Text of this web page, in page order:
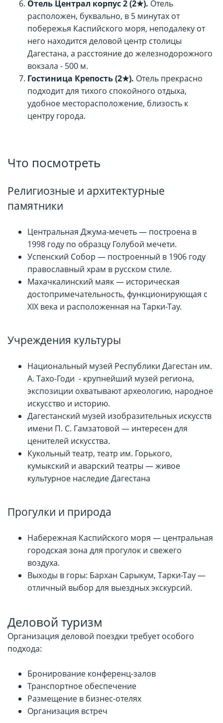
Отель Централ корпус 2 (2★). Отель
расположен, буквально, в 5 минутах от
побережья Каспийского моря, неподалеку от
него находится деловой центр столицы
Дагестана, а расстояние до железнодорожного
вокзала - 500 м.
Гостиница Крепость (2★). Отель прекрасно
подходит для тихого спокойного отдыха,
удобное месторасположение, близость к
центру города.
Что посмотреть
Религиозные и архитектурные
памятники
Центральная Джума-мечеть — построена в
1998 году по образцу Голубой мечети.
Успенский Собор — построенный в 1906 году
православный храм в русском стиле.
Махачкалинский маяк — историческая
достопримечательность, функционирующая с
XIX века и расположенная на Тарки-Тау.
Учреждения культуры
Национальный музей Республики Дагестан им.
А. Тахо-Годи - крупнейший музей региона,
экспозиции охватывают археологию, народное
искусство и историю.
Дагестанский музей изобразительных искусств
имени П. С. Гамзатовой — интересен для
ценителей искусства.
Кукольный театр, театр им. Горького,
кумыкский и аварский театры — живое
культурное наследие Дагестана
Прогулки и природа
Набережная Каспийского моря — центральная
городская зона для прогулок и свежего
воздуха.
Выходы в горы: Бархан Сарыкум, Тарки-Тау —
отличный выбор для выездных экскурсий.
Деловой туризм
Организация деловой поездки требует особого
подхода:
Бронирование конференц-залов
Транспортное обеспечение
Размещение в бизнес-отелях
Организация встреч